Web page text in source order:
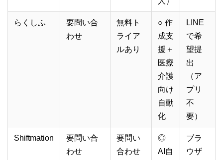
らくしふ
要問い合
わせ
無料ト
ライア
ルあり
○ 作
成支
援＋
医療
介護
向け
自動
化
LINE
で希
望提
出
（ア
プリ
不
要）
Shiftmation
要問い合
わせ
要問い
合わせ
◎
AI自
ブラ
ウザ